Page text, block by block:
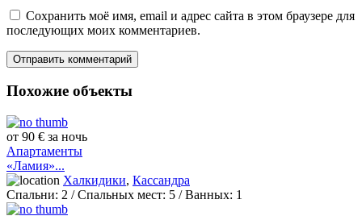
Сохранить моё имя, email и адрес сайта в этом браузере для
последующих моих комментариев.
Похожие объекты
от 90 € за ночь
Апартаменты
«Ламия»...
Халкидики, Кассандра
Спальни: 2 / Спальных мест: 5 /Ванных: 1